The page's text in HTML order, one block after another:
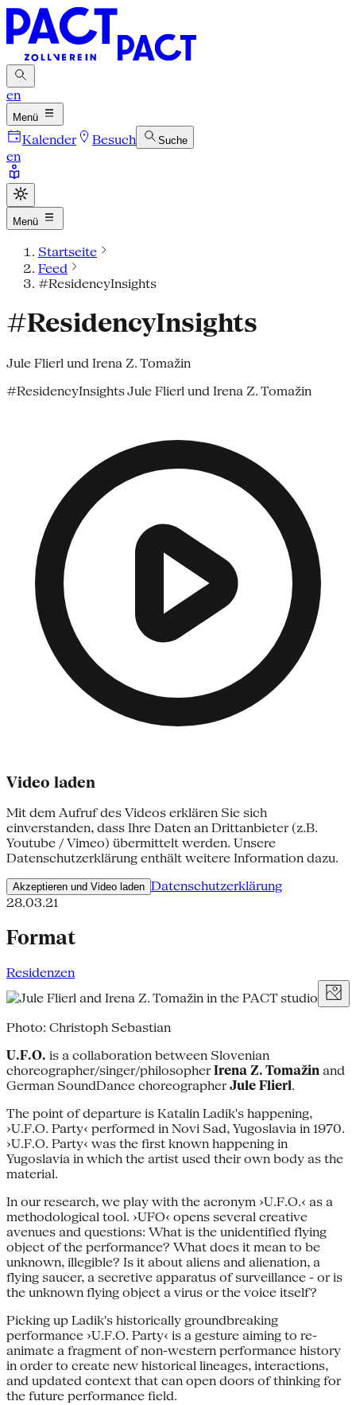
en
Menü
Kalender Besuch Suche
en
Menü
Startseite
Feed
#ResidencyInsights
#ResidencyInsights
Jule Flierl und Irena Z. Tomažin
#ResidencyInsights Jule Flierl und Irena Z. Tomažin
Video laden
Mit dem Aufruf des Videos erklären Sie sich
einverstanden, dass Ihre Daten an Drittanbieter (z.B.
Youtube / Vimeo) übermittelt werden. Unsere
Datenschutzerklärung enthält weitere Information dazu.
Akzeptieren und Video laden Datenschutzerklärung
28.03.21
Format
Residenzen
Photo: Christoph Sebastian
U.F.O. is a collaboration between Slovenian
choreographer/singer/philosopher Irena Z. Tomažin and
German SoundDance choreographer Jule Flierl.
The point of departure is Katalin Ladik's happening,
›U.F.O. Party‹ performed in Novi Sad, Yugoslavia in 1970.
›U.F.O. Party‹ was the first known happening in
Yugoslavia in which the artist used their own body as the
material.
In our research, we play with the acronym ›U.F.O.‹ as a
methodological tool. ›UFO‹ opens several creative
avenues and questions: What is the unidentified flying
object of the performance? What does it mean to be
unknown, illegible? Is it about aliens and alienation, a
flying saucer, a secretive apparatus of surveillance - or is
the unknown flying object a virus or the voice itself?
Picking up Ladik's historically groundbreaking
performance ›U.F.O. Party‹ is a gesture aiming to re-
animate a fragment of non-western performance history
in order to create new historical lineages, interactions,
and updated context that can open doors of thinking for
the future performance field.